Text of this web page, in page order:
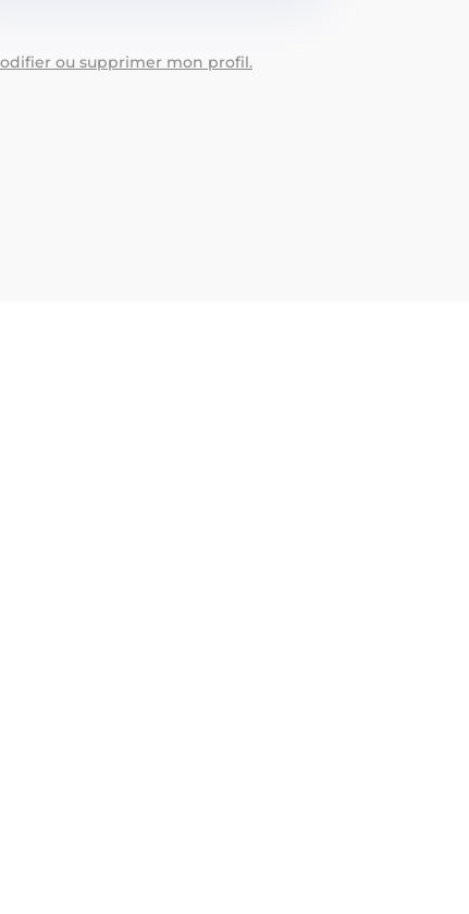
ou supprimer mon profil.